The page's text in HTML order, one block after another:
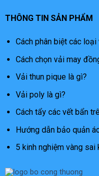
THÔNG TIN SẢN PHẨM
Cách phân biệt các loại
Cách chọn vải may
Vải thun pique là gì?
Vải poly là gì?
Cách tẩy các vết bẩn
Hướng dẫn bảo quản
5 kinh nghiệm vàng